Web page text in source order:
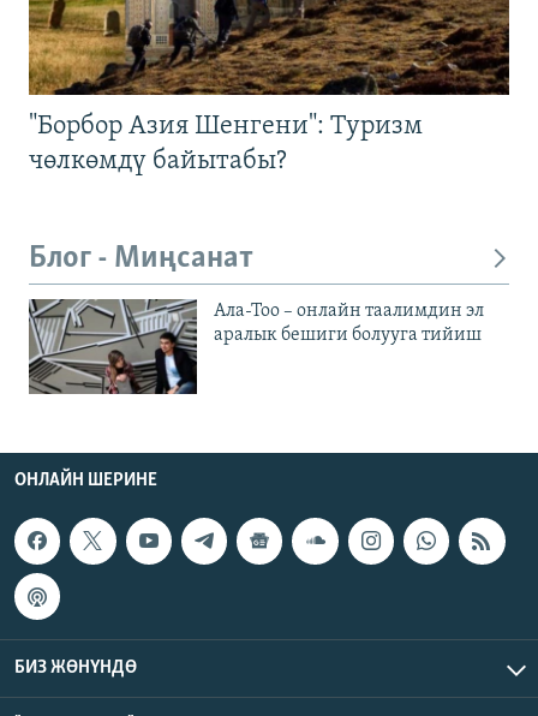
"Борбор Азия Шенгени": Туризм
чөлкөмдү байытабы?
Блог - Миңсанат
Ала-Тоо – онлайн таалимдин эл
аралык бешиги болууга тийиш
ОНЛАЙН ШЕРИНЕ
БИЗ ЖӨНҮНДӨ